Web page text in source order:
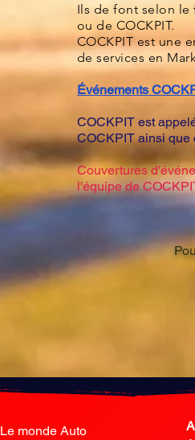
Ils de font selon le
ou de COCKPIT.
COCKPIT est une
de services en
Événements
COCKPIT est
COCKPIT ainsi que
Couvertures
l'équipe de
Le monde Auto